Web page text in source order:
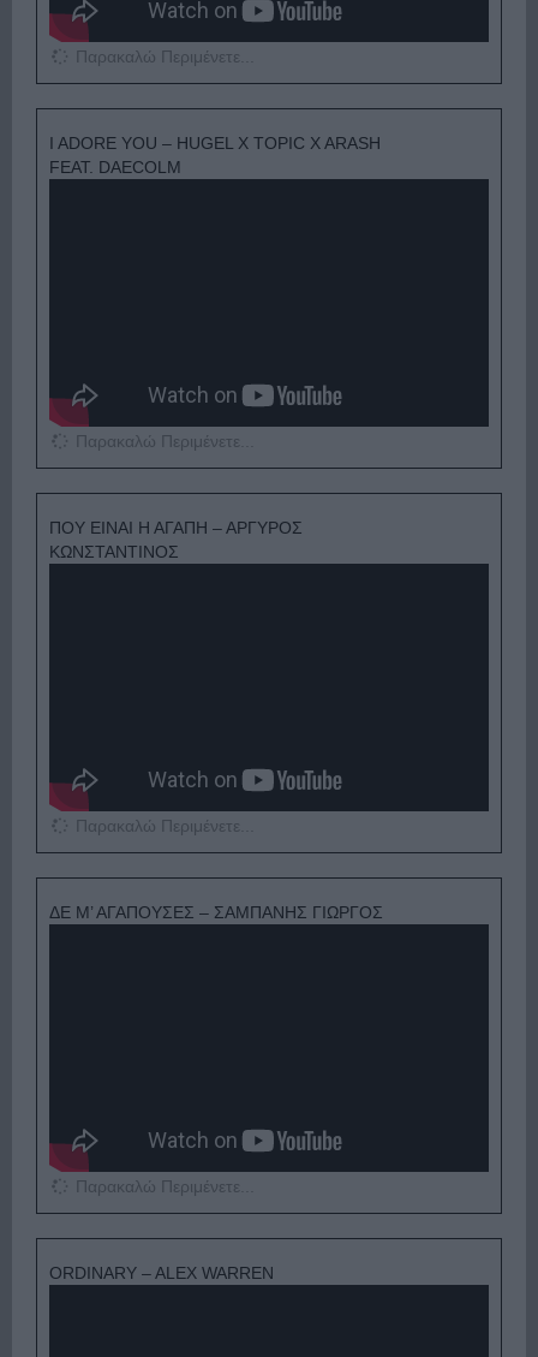
Παρακαλώ Περιμένετε...
I ADORE YOU – HUGEL X TOPIC X ARASH
FEAT. DAECOLM
Παρακαλώ Περιμένετε...
ΠΟΥ ΕΙΝΑΙ Η ΑΓΑΠΗ – ΑΡΓΥΡΟΣ
ΚΩΝΣΤΑΝΤΙΝΟΣ
Παρακαλώ Περιμένετε...
ΔΕ Μ’ ΑΓΑΠΟΥΣΕΣ – ΣΑΜΠΑΝΗΣ ΓΙΩΡΓΟΣ
Παρακαλώ Περιμένετε...
ORDINARY – ALEX WARREN